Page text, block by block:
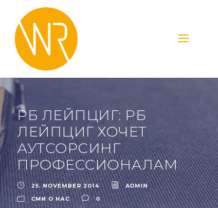
РБ ЛЕЙПЦИГ: РБ
ЛЕЙПЦИГ ХОЧЕТ
АУТСОРСИНГ
ПРОФЕССИОНАЛАМ
25. NOVEMBER 2014
ADMIN
СМИ О НАС
0